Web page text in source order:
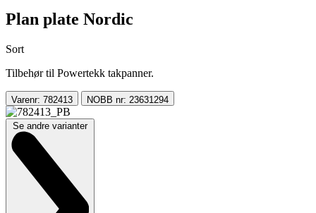
Plan plate Nordic
Sort
Tilbehør til Powertekk takpanner.
Varenr: 782413 NOBB nr: 23631294
Se andre varianter